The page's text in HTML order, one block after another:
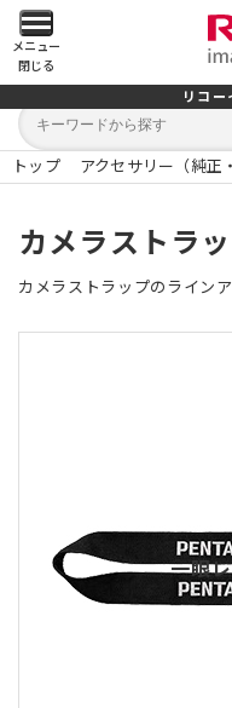
メ
イ
ン
メ
ニ
ュ
ー
メニュー
閉じる
リコー
キ
ワ
ー
トップ アクセサリー（純正
カメラストラ
カメラストラップのライン
一眼